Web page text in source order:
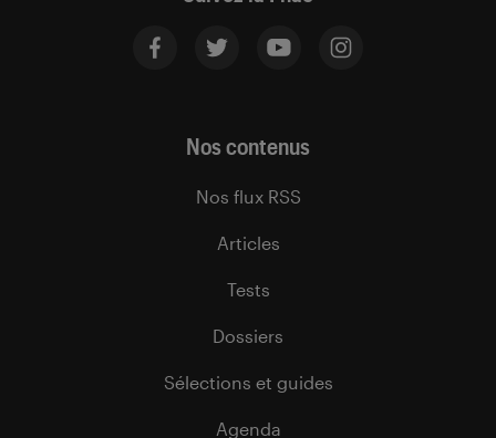
Nos contenus
Nos flux RSS
Articles
Tests
Dossiers
Sélections et guides
Agenda